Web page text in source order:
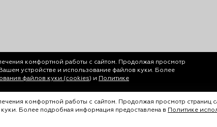
комфортной работы с сайтом. Продолжая просмотр
устройстве и использование файлов куки. Более
файлов куки (cookies) и
Политике
только с согласия ООО «Лигал Академия».
комфортной работы с сайтом. Продолжая просмотр страниц
Более подробная информация предоставлена в Политике